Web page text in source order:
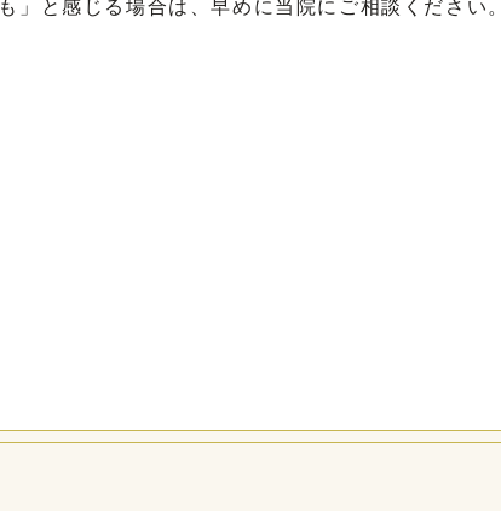
と感じる場合は、早めに当院にご相談ください。